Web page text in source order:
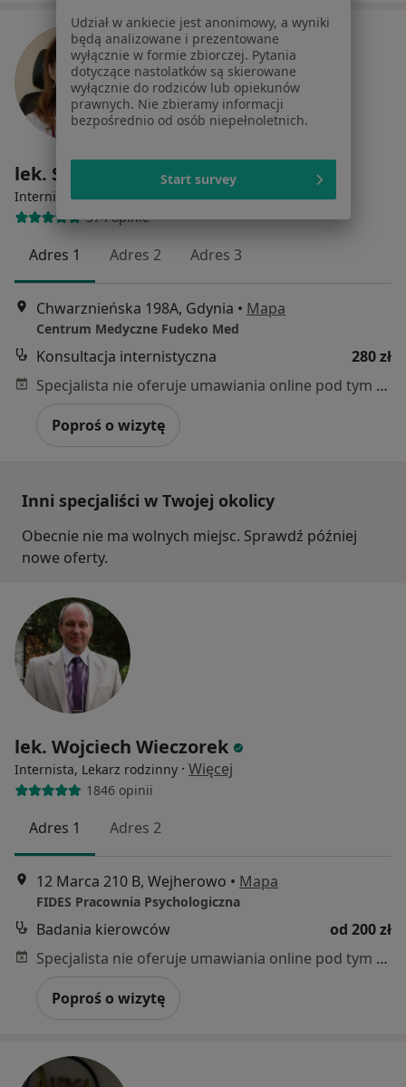
lek. Sylwia Wolf
Internista, Endokrynolog·Więcej
374 opinie
Adres 1 Adres 2 Adres 3
Chwarznieńska 198A, Gdynia • Mapa
Centrum Medyczne Fudeko Med
Konsultacja internistyczna
280 zł
Specjalista nie oferuje umawiania online pod tym adresem.
Poproś o wizytę
Inni specjaliści w Twojej okolicy
Obecnie nie ma wolnych miejsc. Sprawdź później
nowe oferty.
lek. Wojciech Wieczorek
Internista, Lekarz rodzinny · Więcej
1846 opinii
Adres 1 Adres 2
12 Marca 210 B, Wejherowo • Mapa
FIDES Pracownia Psychologiczna
Badania kierowców
od 200 zł
Specjalista nie oferuje umawiania online pod tym adresem.
Poproś o wizytę
Udział w ankiecie jest anonimowy, a wyniki
będą analizowane i prezentowane
wyłącznie w formie zbiorczej. Pytania
dotyczące nastolatków są skierowane
wyłącznie do rodziców lub opiekunów
prawnych. Nie zbieramy informacji
bezpośrednio od osób niepełnoletnich.
Start survey